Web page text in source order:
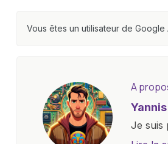
Vous êtes un utilisateur de Google
A
Je suis